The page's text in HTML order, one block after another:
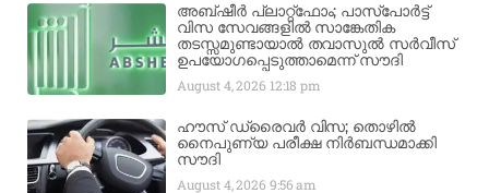
അബ്ഷീർ പ്ലാറ്റ്‌ഫോം; പാസ്‌പോർട്ട്
വിസ സേവങ്ങളിൽ സാങ്കേതിക
തടസ്സമുണ്ടായാൽ തവാസുൽ സർവീസ്
ഉപയോഗപ്പെടുത്താമെന്ന് സൗദി
August 4, 2026 12:18 pm
ഹൗസ് ഡ്രൈവർ വിസ; തൊഴിൽ
നൈപുണ്യ പരീക്ഷ നിർബന്ധമാക്കി
സൗദി
August 4, 2026 9:56 am